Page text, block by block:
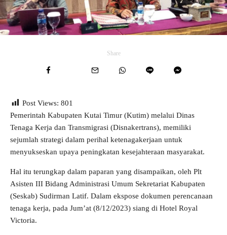
Share
Post Views: 801
Pemerintah Kabupaten Kutai Timur (Kutim) melalui Dinas
Tenaga Kerja dan Transmigrasi (Disnakertrans), memiliki
sejumlah strategi dalam perihal ketenagakerjaan untuk
menyukseskan upaya peningkatan kesejahteraan masyarakat.
Hal itu terungkap dalam paparan yang disampaikan, oleh Plt
Asisten III Bidang Administrasi Umum Sekretariat Kabupaten
(Seskab) Sudirman Latif. Dalam ekspose dokumen perencanaan
tenaga kerja, pada Jum’at (8/12/2023) siang di Hotel Royal
Victoria.